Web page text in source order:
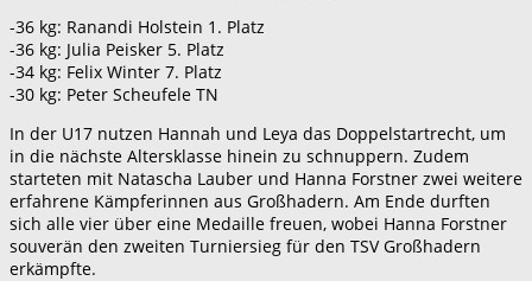
-36 kg: Ranandi Holstein 1. Platz
-36 kg: Julia Peisker 5. Platz
-34 kg: Felix Winter 7. Platz
-30 kg: Peter Scheufele TN
In der U17 nutzen Hannah und Leya das Doppelstartrecht, um
in die nächste Altersklasse hinein zu schnuppern. Zudem
starteten mit Natascha Lauber und Hanna Forstner zwei weitere
erfahrene Kämpferinnen aus Großhadern. Am Ende durften
sich alle vier über eine Medaille freuen, wobei Hanna Forstner
souverän den zweiten Turniersieg für den TSV Großhadern
erkämpfte.